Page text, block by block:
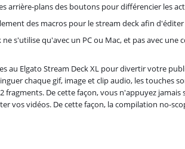
arrière-plans des boutons pour différencier les
des macros pour le stream deck afin
ne s'utilise qu'avec un PC ou Mac, et pas avec une
au Elgato Stream Deck XL pour divertir votre
chaque gif, image et clip audio, les touches
fragments. De cette façon, vous n'appuyez
vos vidéos. De cette façon, la compilation no-